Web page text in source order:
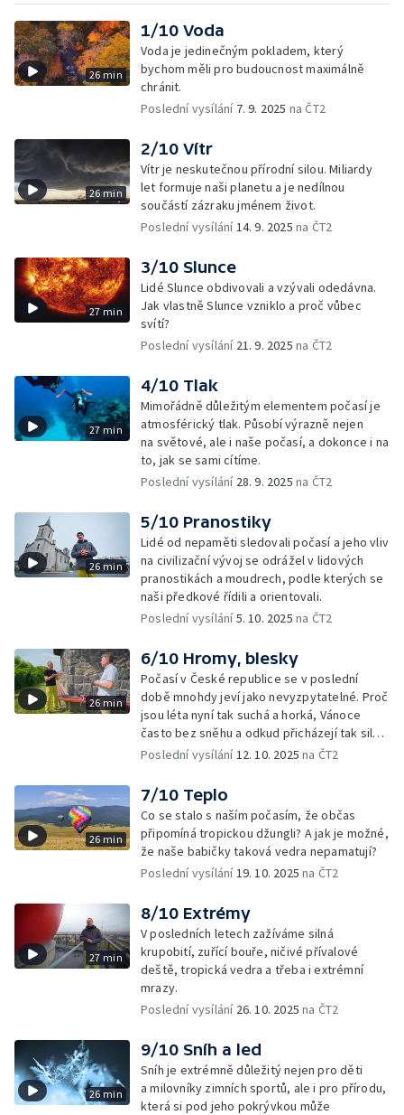
26 min
1/10 Voda
Voda je jedinečným pokladem, který
bychom měli pro budoucnost maximálně
chránit.
Poslední vysílání 7. 9. 2025 na ČT2
26 min
2/10 Vítr
Vítr je neskutečnou přírodní silou. Miliardy
let formuje naši planetu a je nedílnou
součástí zázraku jménem život.
Poslední vysílání14. 9. 2025 na ČT2
27 min
3/10 Slunce
Lidé Slunce obdivovali a vzývali odedávna.
Jak vlastně Slunce vzniklo a proč vůbec
svítí?
Poslední vysílání 21. 9. 2025 na ČT2
27 min
4/10 Tlak
Mimořádně důležitým elementem počasí je
atmosférický tlak. Působí výrazně nejen
na světové, ale i naše počasí, a dokonce i na
to, jak se sami cítíme.
Poslední vysílání 28. 9. 2025 na ČT2
26 min
5/10 Pranostiky
Lidé od nepaměti sledovali počasí a jeho vliv
na civilizační vývoj se odrážel v lidových
pranostikách a moudrech, podle kterých se
naši předkové řídili a orientovali.
Poslední vysílání5. 10. 2025 na ČT2
26 min
6/10 Hromy, blesky
Počasí v České republice se v poslední
době mnohdy jeví jako nevyzpytatelné. Proč
jsou léta nyní tak suchá a horká, Vánoce
často bez sněhu a odkud přicházejí tak silné
bouře?
Poslední vysílání12. 10. 2025 na ČT2
26 min
7/10 Teplo
Co se stalo s naším počasím, že občas
připomíná tropickou džungli? A jak je možné,
že naše babičky taková vedra nepamatují?
Poslední vysílání19. 10. 2025 na ČT2
27 min
8/10 Extrémy
V posledních letech zažíváme silná
krupobití, zuřící bouře, ničivé přívalové
deště, tropická vedra a třeba i extrémní
mrazy.
Poslední vysílání 26. 10. 2025 na ČT2
26 min
9/10 Sníh a led
Sníh je extrémně důležitý nejen pro děti
a milovníky zimních sportů, ale i pro přírodu,
která si pod jeho pokrývkou může